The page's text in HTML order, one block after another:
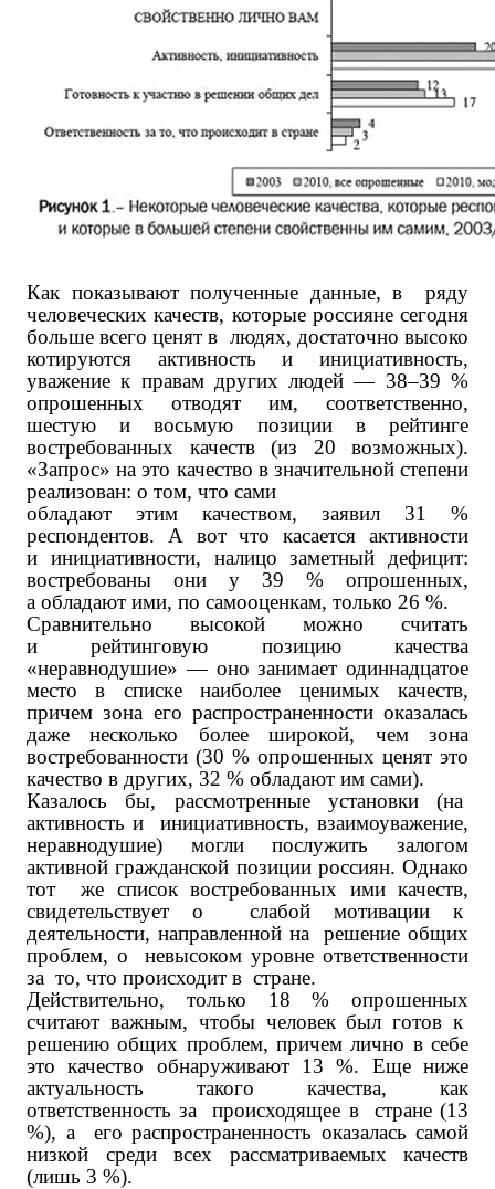
Как показывают полученные данные, в ряду
человеческих качеств, которые россияне сегодня
больше всего ценят в людях, достаточно высоко
котируются активность и инициативность,
уважение к правам других людей — 38–39 %
опрошенных отводят им, соответственно,
шестую и восьмую позиции в рейтинге
востребованных качеств (из 20 возможных).
«Запрос» на это качество в значительной степени
реализован: о том, что сами
обладают этим качеством, заявил 31 %
респондентов. А вот что касается активности
и инициативности, налицо заметный дефицит:
востребованы они у 39 % опрошенных,
а обладают ими, по самооценкам, только 26 %.
Сравнительно высокой можно считать
и рейтинговую позицию качества
«неравнодушие» — оно занимает одиннадцатое
место в списке наиболее ценимых качеств,
причем зона его распространенности оказалась
даже несколько более широкой, чем зона
востребованности (30 % опрошенных ценят это
качество в других, 32 % обладают им сами).
Казалось бы, рассмотренные установки (на
активность и инициативность, взаимоуважение,
неравнодушие) могли послужить залогом
активной гражданской позиции россиян. Однако
тот же список востребованных ими качеств,
свидетельствует о слабой мотивации к
деятельности, направленной на решение общих
проблем, о невысоком уровне ответственности
за то, что происходит в стране.
Действительно, только 18 % опрошенных
считают важным, чтобы человек был готов к
решению общих проблем, причем лично в себе
это качество обнаруживают 13 %. Еще ниже
актуальность такого качества, как
ответственность за происходящее в стране (13
%), а его распространенность оказалась самой
низкой среди всех рассматриваемых качеств
(лишь 3 %).